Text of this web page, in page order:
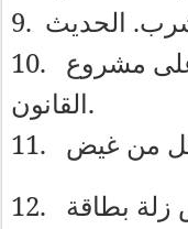
9.
. الحديث
10.
مشروع
القانون .
11.
من غيض
12.
زلة بطاقة